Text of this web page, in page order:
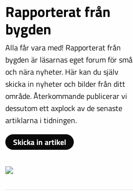
Rapporterat från
bygden
Alla får vara med! Rapporterat från
bygden är läsarnas eget forum för små
och nära nyheter. Här kan du själv
skicka in nyheter och bilder från ditt
område. Återkommande publicerar vi
dessutom ett axplock av de senaste
artiklarna i tidningen.
Skicka in artikel